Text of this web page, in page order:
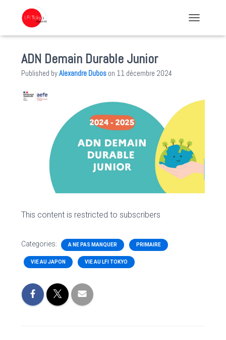
ADN Demain Durable Junior
Published byAlexandre Dubos on 11 décembre 2024
This content is restricted to subscribers
Categories: A NE PAS MANQUER PRIMAIRE
VIE AU JAPON VIE AU LFI TOKYO